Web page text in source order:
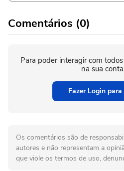
Comentários (0)
Para poder interagir com
na sua
Fazer Login
Os comentários são de
autores e não representam a
que viole os termos de uso,